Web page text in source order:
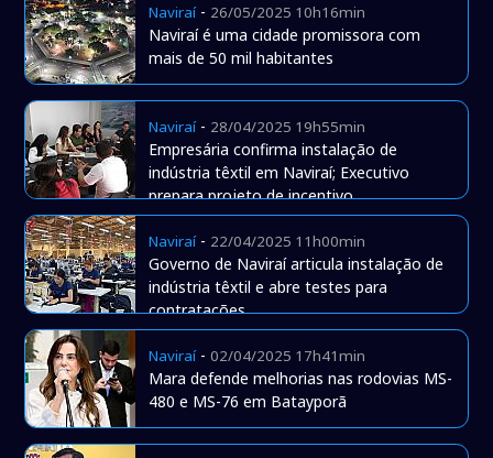
Naviraí- 26/05/2025 10h16min
Naviraí é uma cidade promissora com
mais de 50 mil habitantes
Naviraí- 28/04/2025 19h55min
Empresária confirma instalação de
indústria têxtil em Naviraí; Executivo
prepara projeto de incentivo
Naviraí- 22/04/2025 11h00min
Governo de Naviraí articula instalação de
indústria têxtil e abre testes para
contratações
Naviraí-02/04/2025 17h41min
Mara defende melhorias nas rodovias MS-
480 e MS-76 em Batayporã